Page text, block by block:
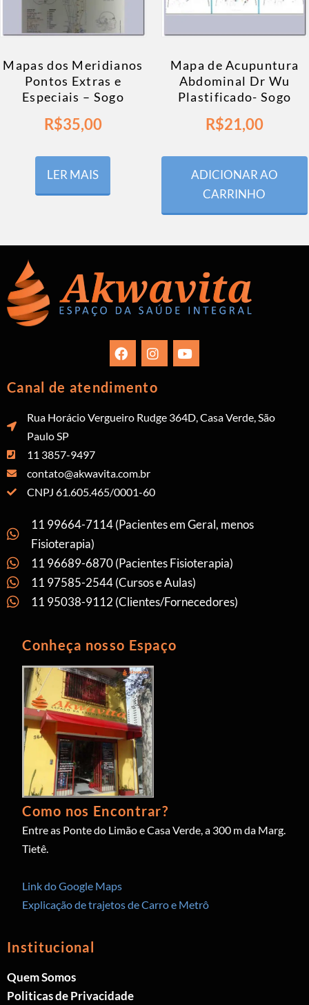
Mapas dos Meridianos
Pontos Extras e
Especiais – Sogo
R$35,00
LER MAIS
Mapa de Acupuntura
Abdominal Dr Wu
Plastificado- Sogo
R$21,00
ADICIONAR AO
CARRINHO
Canal de atendimento
Rua Horácio Vergueiro Rudge 364D, Casa Verde, São
Paulo SP
11 3857-9497
contato@akwavita.com.br
CNPJ 61.605.465/0001-60
11 99664-7114 (Pacientes em Geral, menos
Fisioterapia)
11 96689-6870 (Pacientes Fisioterapia)
11 97585-2544 (Cursos e Aulas)
11 95038-9112 (Clientes/Fornecedores)
Conheça nosso Espaço
Como nos Encontrar?
Entre as Ponte do Limão e Casa Verde, a 300 m da Marg.
Tietê.
Link do Google Maps
Explicação de trajetos de Carro e Metrô
Institucional
Quem Somos
Politicas de Privacidade